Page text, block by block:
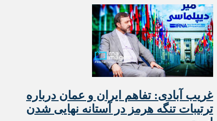
غریب آبادی: تفاهم ایران و عمان درباره
ترتیبات تنگه هرمز در آستانه نهایی شدن